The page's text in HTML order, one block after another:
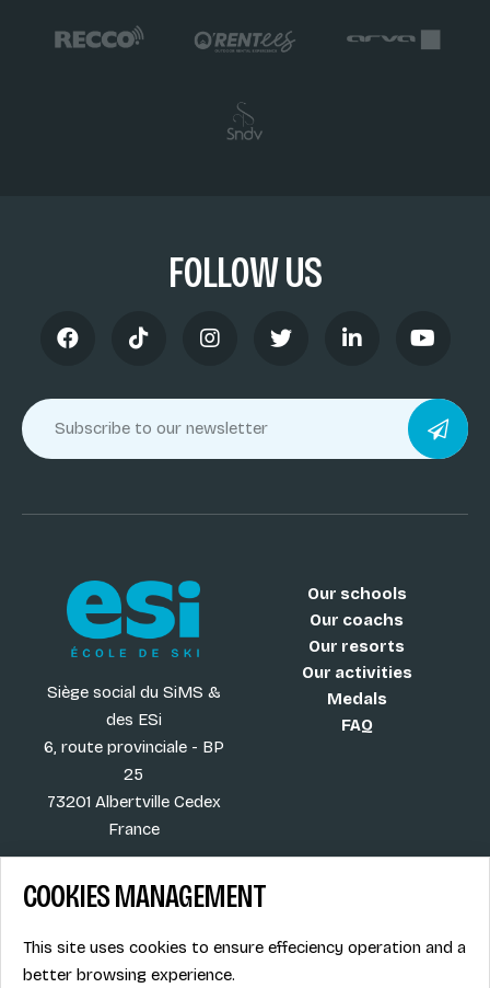
FOLLOW US
Siège social du SiMS &
des ESi
6, route provinciale - BP
25
73201 Albertville Cedex
France
Our schools
Our coachs
Our resorts
Our activities
Medals
FAQ
More
Legal info
COOKIES MANAGEMENT
This site uses cookies to ensure effeciency operation and a
better browsing experience.